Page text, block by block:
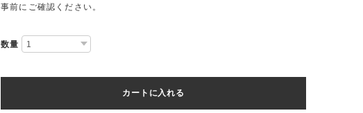
事前にご確認ください。
数量
カートに入れる